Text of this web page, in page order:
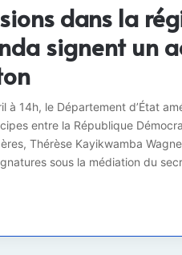
dans la
signent un
à 14h, le Département d’État
entre la République
Thérèse Kayikwamba
sous la médiation du